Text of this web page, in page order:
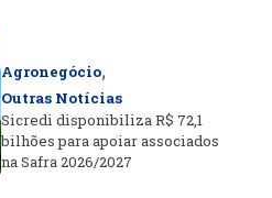
Agronegócio,
Outras Notícias
Sicredi disponibiliza R$ 72,1
bilhões para apoiar associados
na Safra 2026/2027